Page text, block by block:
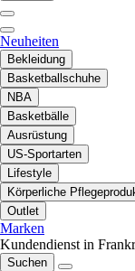
Neuheiten
Bekleidung
Basketballschuhe
NBA
Basketbälle
Ausrüstung
US-Sportarten
Lifestyle
Körperliche
Outlet
Marken
Kundendienst in
Suchen